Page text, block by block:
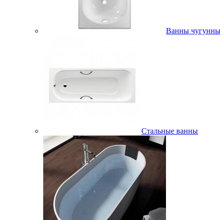
Ванны
Стальные ванны